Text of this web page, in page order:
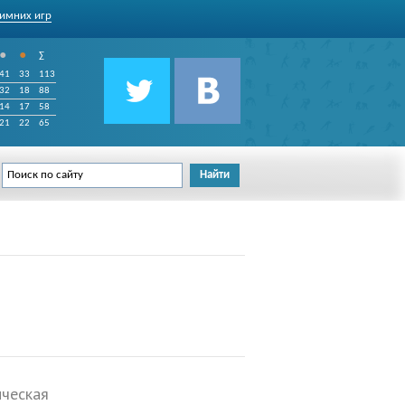
игр
• •
∑
41 33
113
32 18
88
14 17
58
21 22 65